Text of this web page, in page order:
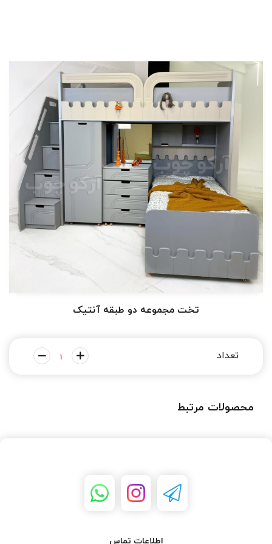
تخت مجموعه دو طبقه آنتیک
محصولات مرتبط
اطلاعات تماس